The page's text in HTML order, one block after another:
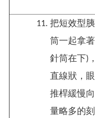
把短效型
筒一起拿
針筒在下)
直線狀，
推桿緩慢
量略多的